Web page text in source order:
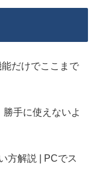
だけでここまで
手に使えないよ
方解説 | PCでス